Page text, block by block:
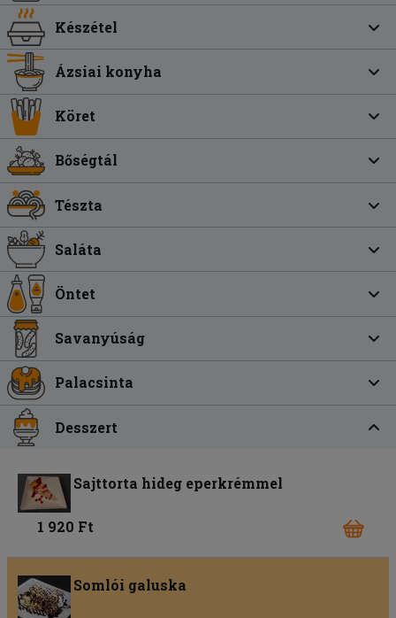
Készétel
Ázsiai konyha
Köret
Bőségtál
Tészta
Saláta
Öntet
Savanyúság
Palacsinta
Desszert
Sajttorta hideg eperkrémmel
1 920 Ft
Somlói galuska